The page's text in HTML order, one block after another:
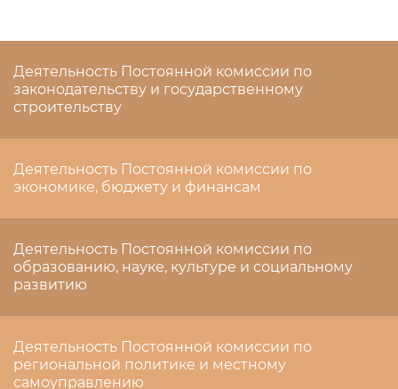
Деятельность Постоянной комиссии по
законодательству и государственному
строительству
Деятельность Постоянной комиссии по
экономике, бюджету и финансам
Деятельность Постоянной комиссии по
образованию, науке, культуре и социальному
развитию
Деятельность Постоянной комиссии по
региональной политике и местному
самоуправлению